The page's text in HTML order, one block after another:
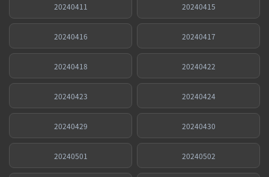
20240411 20240415
20240416 20240417
20240418 20240422
20240423 20240424
20240429 20240430
20240501 20240502